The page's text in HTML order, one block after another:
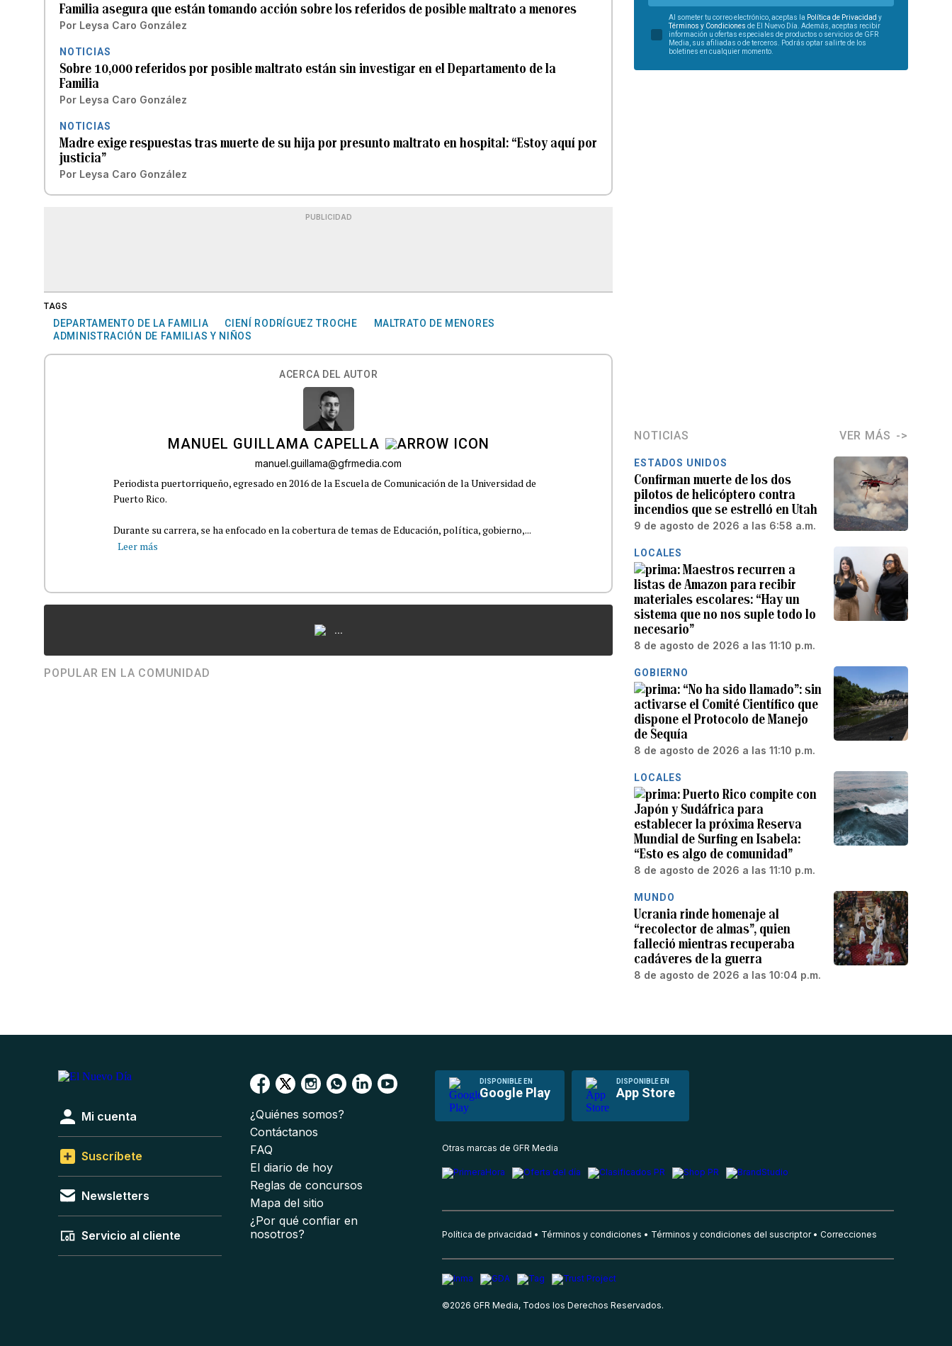
Familia asegura que están tomando acción sobre los referidos de posible maltrato a menores
Por Leysa Caro González
NOTICIAS
Sobre 10,000 referidos por posible maltrato están sin investigar en el Departamento de la
Familia
Por Leysa Caro González
NOTICIAS
Madre exige respuestas tras muerte de su hija por presunto maltrato en hospital: “Estoy aquí por
justicia”
Por Leysa Caro González
PUBLICIDAD
TAGS
DEPARTAMENTO DE LA FAMILIA CIENÍ RODRÍGUEZ TROCHE
MALTRATO DE MENORES
ADMINISTRACIÓN DE FAMILIAS Y NIÑOS
ACERCA DEL AUTOR
MANUEL GUILLAMA CAPELLA
manuel.guillama@gfrmedia.com
Periodista puertorriqueño, egresado en 2016 de la Escuela de Comunicación de la Universidad de
Puerto Rico.
Durante su carrera, se ha enfocado en la cobertura de temas de Educación, política, gobierno,...
Leer más
...
POPULAR EN LA COMUNIDAD
Al someter tu correo electrónico, aceptas la Política de Privacidad y
Términos y Condiciones de El Nuevo Día. Además, aceptas recibir
información u ofertas especiales de productos o servicios de GFR
Media, sus afiliadas o de terceros. Podrás optar salirte de los
boletines en cualquier momento.
NOTICIAS VER MÁS
ESTADOS UNIDOS
Confirman muerte de los dos
pilotos de helicóptero contra
incendios que se estrelló en Utah
9 de agosto de 2026 a las 6:58 a.m.
LOCALES
Maestros recurren a
listas de Amazon para recibir
materiales escolares: “Hay un
sistema que no nos suple todo lo
necesario”
8 de agosto de 2026 a las 11:10 p.m.
GOBIERNO
“No ha sido llamado”: sin
activarse el Comité Científico que
dispone el Protocolo de Manejo
de Sequía
8 de agosto de 2026 a las 11:10 p.m.
LOCALES
Puerto Rico compite con
Japón y Sudáfrica para
establecer la próxima Reserva
Mundial de Surfing en Isabela:
“Esto es algo de comunidad”
8 de agosto de 2026 a las 11:10 p.m.
MUNDO
Ucrania rinde homenaje al
“recolector de almas”, quien
falleció mientras recuperaba
cadáveres de la guerra
8 de agosto de 2026 a las 10:04 p.m.
DISPONIBLE EN
Google Play
DISPONIBLE EN
App Store
Mi cuenta
Suscríbete
Newsletters
Servicio al cliente
¿Quiénes somos?
Contáctanos
FAQ
El diario de hoy
Reglas de concursos
Mapa del sitio
¿Por qué confiar en
nosotros?
Otras marcas de GFR Media
Política de privacidad Términos y condiciones Términos y condiciones del suscriptor Correcciones
©2026 GFR Media, Todos los Derechos Reservados.